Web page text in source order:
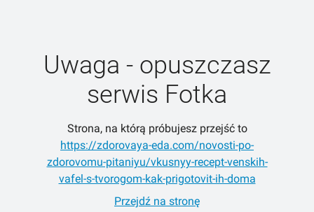
Uwaga - opuszczasz
serwis Fotka
Strona, na którą próbujesz przejść to
https://zdorovaya-eda.com/novosti-po-
zdorovomu-pitaniyu/vkusnyy-recept-venskih-
vafel-s-tvorogom-kak-prigotovit-ih-doma
Przejdź na stronę